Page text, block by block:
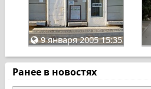
9 января 2005 15:35
Ранее в новостях